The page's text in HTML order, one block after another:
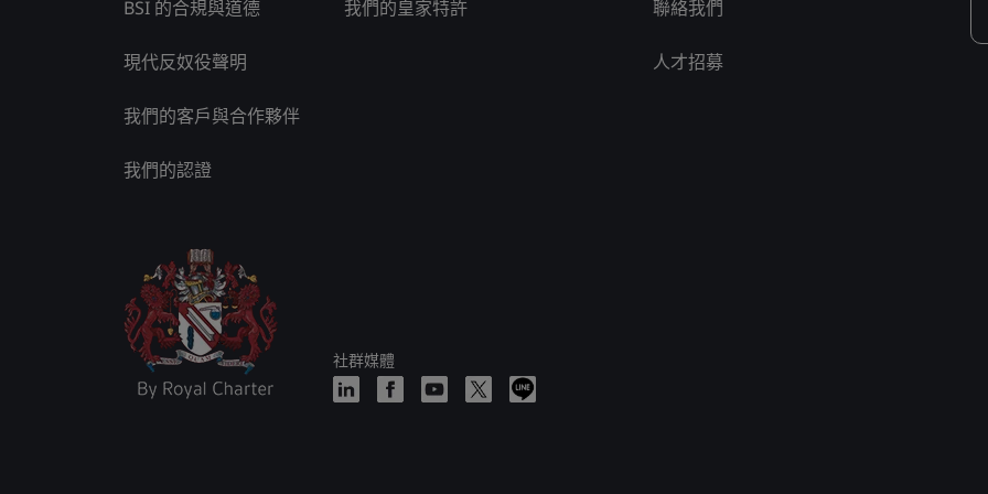
BSI 的合規與道德
現代反奴役聲明
我們的客戶與合作夥伴
我們的認證
我們的皇家特許
社群媒體
聯絡我們
人才招募